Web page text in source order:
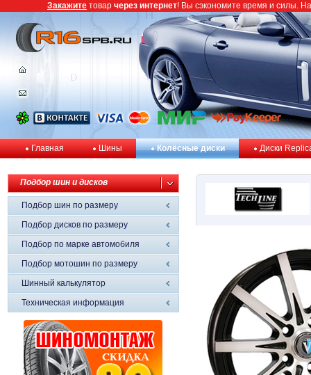
Главная Шины Колёсные диски Диски
Подбор шин и дисков
Подбор шин по размеру
Подбор дисков по размеру
Подбор по марке автомобиля
Подбор мотошин по размеру
Шинный калькулятор
Техническая информация
Закажите товар через интернет! Вы сэкономите время и силы.